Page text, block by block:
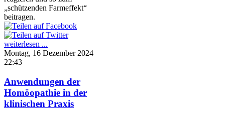
„schützenden Farmeffekt“
beitragen.
weiterlesen ...
Montag, 16 Dezember 2024
22:43
Anwendungen der
Homöopathie in der
klinischen Praxis